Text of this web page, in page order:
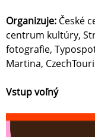
Organizuje: České
centrum kultúry,
fotografie,
Martina,
Vstup voľný